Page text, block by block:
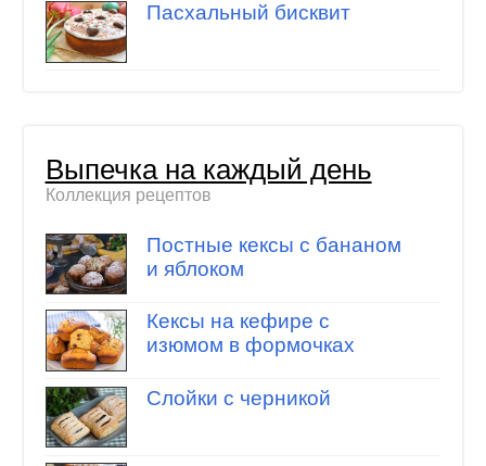
Пасхальный бисквит
Выпечка на каждый день
Коллекция рецептов
Постные кексы с бананом
и яблоком
Кексы на кефире с
изюмом в формочках
Слойки с черникой